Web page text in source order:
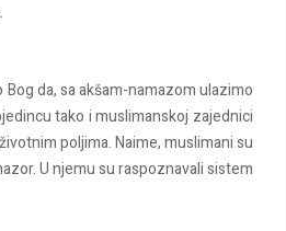
Bog da,saakšam-namazomulazimo
tako i muslimanskoj zajednici
životnimpoljima.Naime,muslimanisu
. Unjemusuraspoznavalisistem